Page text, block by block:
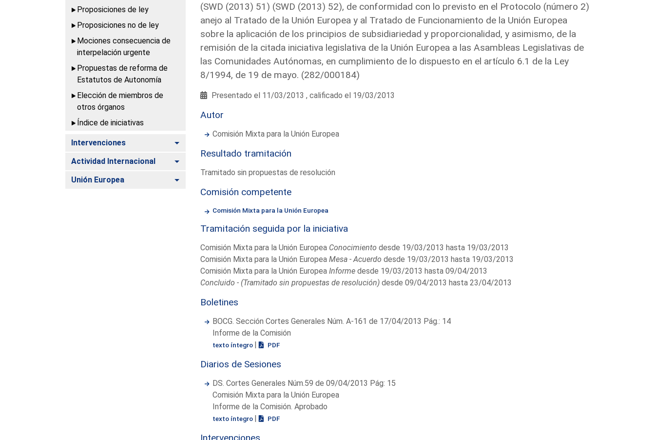
Proposiciones de ley
Proposiciones no de ley
Mociones consecuencia de
interpelación urgente
Propuestas de reforma de
Estatutos de Autonomía
Elección de miembros de
otros órganos
Índice de iniciativas
Intervenciones Alternar
Actividad Internacional Alternar
Unión Europea Alternar
(SWD (2013) 51) (SWD (2013) 52), de conformidad con lo previsto en el Protocolo (número 2)
anejo al Tratado de la Unión Europea y al Tratado de Funcionamiento de la Unión Europea
sobre la aplicación de los principios de subsidiariedad y proporcionalidad, y asimismo, de la
remisión de la citada iniciativa legislativa de la Unión Europea a las Asambleas Legislativas de
las Comunidades Autónomas, en cumplimiento de lo dispuesto en el artículo 6.1 de la Ley
8/1994, de 19 de mayo. (282/000184)
Presentado el 11/03/2013 , calificado el 19/03/2013
Autor
Comisión Mixta para la Unión Europea
Resultado tramitación
Tramitado sin propuestas de resolución
Comisión competente
Comisión Mixta para la Unión Europea
Tramitación seguida por la iniciativa
Comisión Mixta para la Unión Europea Conocimiento desde 19/03/2013 hasta 19/03/2013
Comisión Mixta para la Unión Europea Mesa - Acuerdo desde 19/03/2013 hasta 19/03/2013
Comisión Mixta para la Unión Europea Informedesde 19/03/2013 hasta 09/04/2013
Concluido - (Tramitado sin propuestas de resolución)desde 09/04/2013 hasta 23/04/2013
Boletines
BOCG. Sección Cortes Generales Núm. A-161 de 17/04/2013 Pág.: 14
Informe de la Comisión
texto íntegro | PDF
Diarios de Sesiones
DS. Cortes Generales Núm.59 de 09/04/2013 Pág: 15
Comisión Mixta para la Unión Europea
Informe de la Comisión. Aprobado
texto íntegro | PDF
Intervenciones